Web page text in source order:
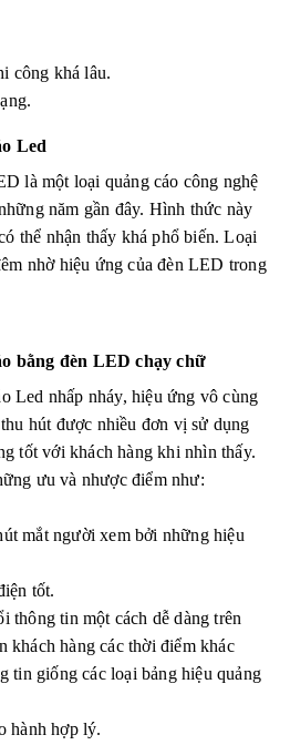
khá lâu.
Led
là một loại quảng cáo công nghệ
năm gần đây. Hình thức này
thể nhận thấy khá phổ biến. Loại
nhờ hiệu ứng của đèn LED trong
bằng đèn LED chạy chữ
Led nhấp nháy, hiệu ứng vô cùng
hút được nhiều đơn vị sử dụng
tốt với khách hàng khi nhìn thấy.
ưu và nhược điểm như:
người xem bởi những hiệu
tốt.
tin một cách dễ dàng trên
khách hàng các thời điểm khác
tin giống các loại bảng hiệu quảng
hợp lý.